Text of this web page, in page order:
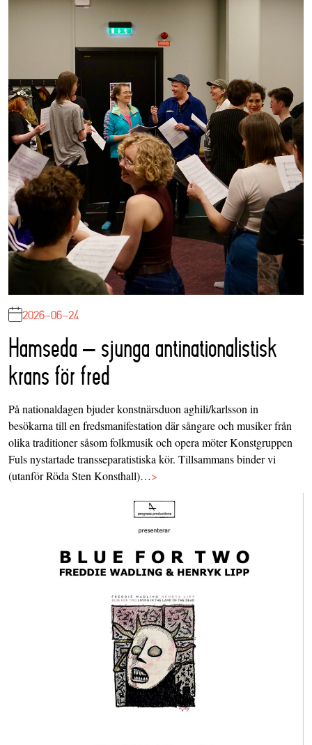
2026-06-24
Hamseda – sjunga antinationalistisk
krans för fred
På nationaldagen bjuder konstnärsduon aghili/karlsson in
besökarna till en fredsmanifestation där sångare och musiker från
olika traditioner såsom folkmusik och opera möter Konstgruppen
Fuls nystartade transseparatistiska kör. Tillsammans binder vi
(utanför Röda Sten Konsthall)…>